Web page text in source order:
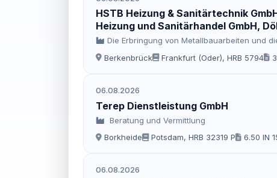
HSTB Heizung & Sanitärtechnik
Heizung und Sanitärhandel GmbH,
Die Erbringung von Metallbauarbeiten und
Berkenbrück
Frankfurt (Oder), HRB 5794
06.08.2026
Terep Dienstleistung GmbH
Beratung und Vermittlung
Borkheide
Potsdam, HRB 32319 P 6.50 IN
06.08.2026